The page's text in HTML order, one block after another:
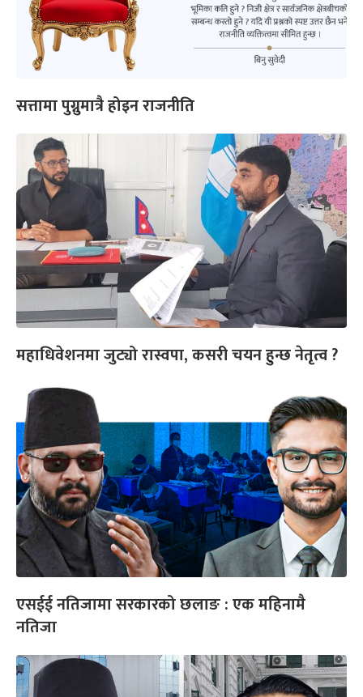
सत्तामा पुग्नुमात्रै होइन राजनीति
महाधिवेशनमा जुट्यो रास्वपा, कसरी चयन हुन्छ नेतृत्व ?
एसईई नतिजामा सरकारको छलाङ : एक महिनामै
नतिजा